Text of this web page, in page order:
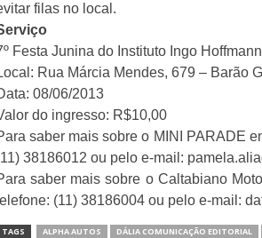
filas no local.
Festa Junina do Instituto Ingo Hoffmann
Rua Márcia Mendes, 679 – Barão
08/06/2013
do ingresso: R$10,00
saber mais sobre o MINI PARADE
38186012 ou pelo e-mail:
saber mais sobre o Caltabiano
(11) 38186004 ou pelo e-mail:
TAGS ALPHA AUTOS DÁLIA COMUNICAÇÃO EDITORIAL